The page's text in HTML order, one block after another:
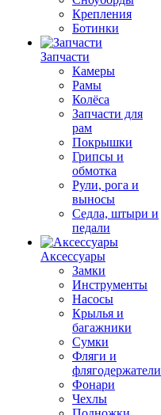
Крепления
Ботинки
Запчасти
Камеры
Рамы
Колёса
Запчасти для
рам
Покрышки
Грипсы и
обмотка
Рули, рога и
выносы
Седла, штыри и
педали
Аксессуары
Замки
Инструменты
Насосы
Крылья и
багажники
Сумки
Фляги и
флягодержатели
Фонари
Чехлы